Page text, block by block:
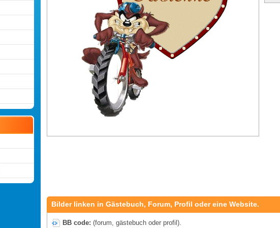
Bilder linken in Gästebuch, Forum, Profil oder eine Website.
BB code: (forum, gästebuch oder profil).